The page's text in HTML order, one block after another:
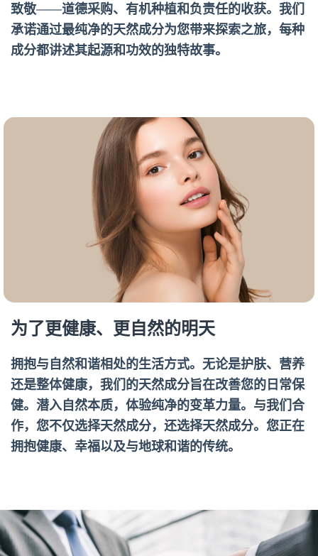
致敬——道德采购、有机种植和负责任的收获。我们
承诺通过最纯净的天然成分为您带来探索之旅，每种
成分都讲述其起源和功效的独特故事。
为了更健康、更自然的明天
拥抱与自然和谐相处的生活方式。无论是护肤、营养
还是整体健康，我们的天然成分旨在改善您的日常保
健。潜入自然本质，体验纯净的变革力量。与我们合
作，您不仅选择天然成分，还选择天然成分。您正在
拥抱健康、幸福以及与地球和谐的传统。